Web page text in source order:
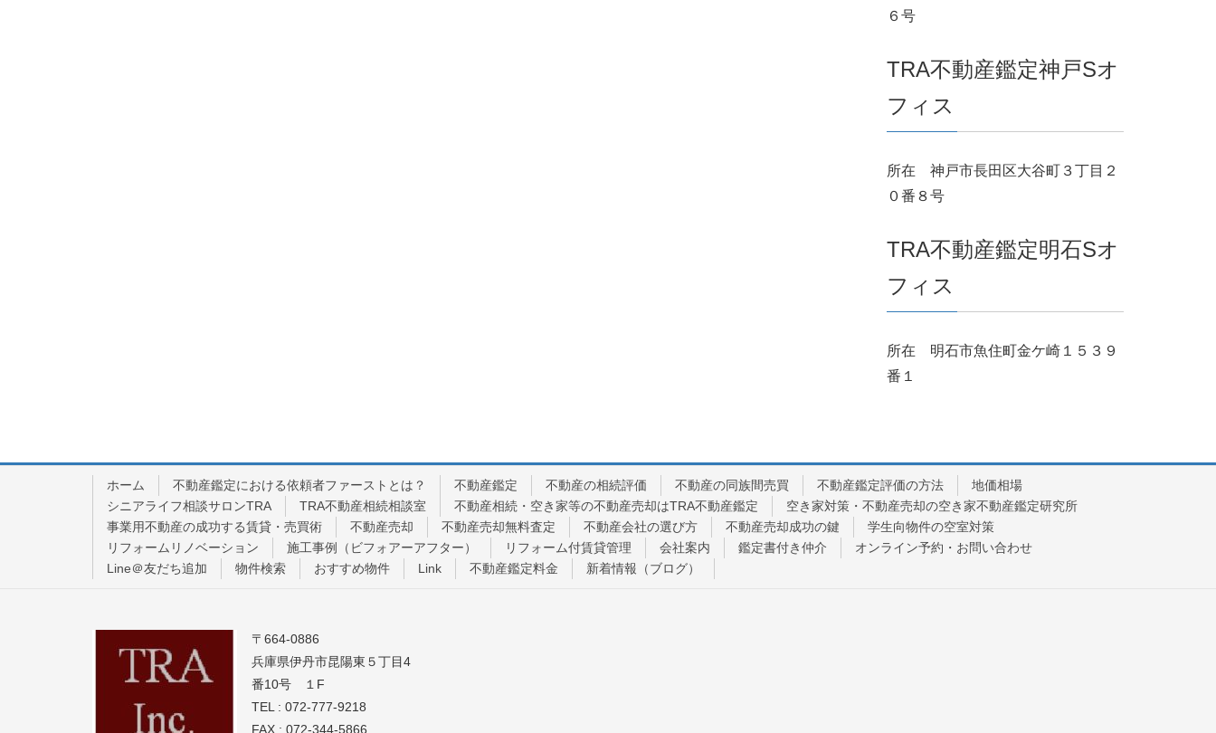
６号
TRA不動産鑑定神戸Sオ
フィス
所在 神戸市長田区大谷町３丁目２
０番８号
TRA不動産鑑定明石Sオ
フィス
所在 明石市魚住町金ケ崎１５３９
番１
ホーム 不動産鑑定における依頼者ファーストとは？ 不動産鑑定 不動産の相続評価 不動産の同族間売買 不動産鑑定評価の方法
地価相場
シニアライフ相談サロンTRA
TRA不動産相続相談室 不動産相続・空き家等の不動産売却はTRA不動産鑑定
空き家対策・不動産売却の空き家不動産鑑定研究所
事業用不動産の成功する賃貸・売買術
不動産売却 不動産売却無料査定 不動産会社の選び方 不動産売却成功の鍵
学生向物件の空室対策
リフォームリノベーション
施工事例（ビフォアーアフター） リフォーム付賃貸管理 会社案内 鑑定書付き仲介
オンライン予約・お問い合わせ
Line＠友だち追加
物件検索 おすすめ物件 Link 不動産鑑定料金 新着情報（ブログ）
〒664-0886
兵庫県伊丹市昆陽東５丁目4
番10号 １F
TEL : 072-777-9218
FAX : 072-344-5866